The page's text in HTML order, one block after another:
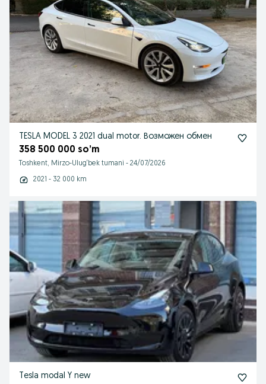
TESLA MODEL 3 2021 dual motor. Возможен обмен
358 500 000 so’m
Toshkent, Mirzo-Ulug‘bek tumani - 24/07/2026
2021 - 32 000 km
Tesla modal Y new